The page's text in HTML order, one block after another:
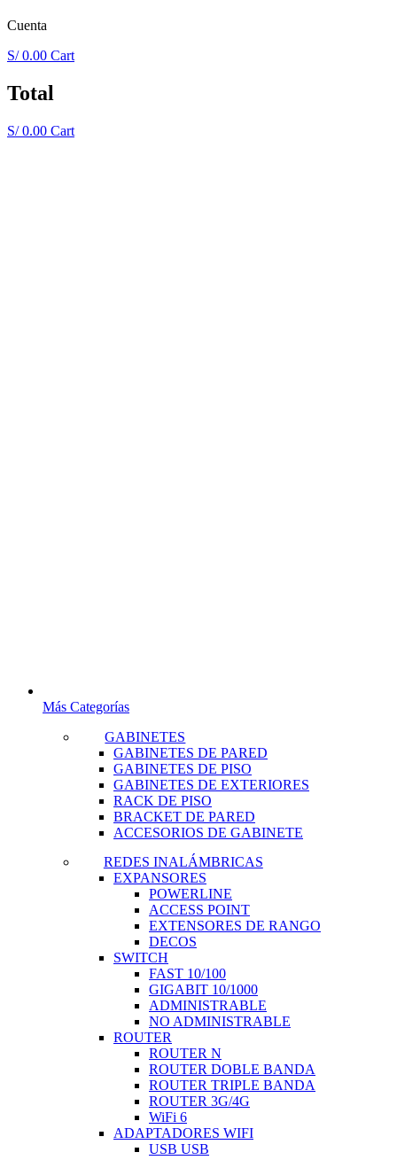
Cuenta
S/0.00 Cart
Total
S/0.00 Cart
Más Categorías
GABINETES
GABINETES DE PARED
GABINETES DE PISO
GABINETES DE EXTERIORES
RACK DE PISO
BRACKET DE PARED
ACCESORIOS DE GABINETE
REDES INALÁMBRICAS
EXPANSORES
POWERLINE
ACCESS POINT
EXTENSORES DE RANGO
DECOS
SWITCH
FAST 10/100
GIGABIT 10/1000
ADMINISTRABLE
NO ADMINISTRABLE
ROUTER
ROUTER N
ROUTER DOBLE BANDA
ROUTER TRIPLE BANDA
ROUTER 3G/4G
WiFi 6
ADAPTADORES WIFI
USB USB